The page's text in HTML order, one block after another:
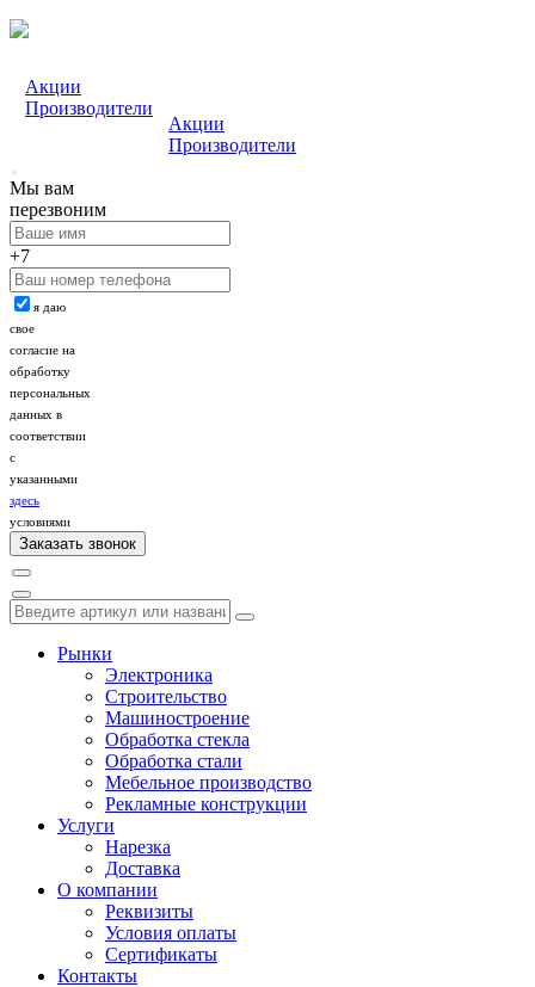
Акции
Производители
Акции
Производители
Мы вам
перезвоним
+7
я даю
свое
согласие на
обработку
персональных
данных в
соответствии
с
указанными
здесь
условиями
Рынки
Электроника
Строительство
Машиностроение
Обработка стекла
Обработка стали
Мебельное производство
Рекламные конструкции
Услуги
Нарезка
Доставка
О компании
Реквизиты
Условия оплаты
Сертификаты
Контакты